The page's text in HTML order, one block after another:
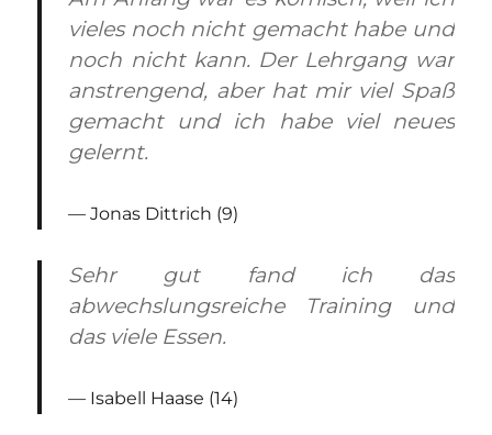
vieles noch nicht gemacht habe und
noch nicht kann. Der Lehrgang war
anstrengend, aber hat mir viel Spaß
gemacht und ich habe viel neues
gelernt.
Jonas Dittrich (9)
Sehr gut fand ich das
abwechslungsreiche Training und
das viele Essen.
Isabell Haase (14)